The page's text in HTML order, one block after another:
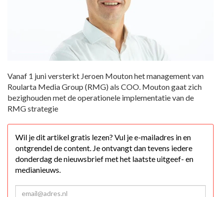
Vanaf 1 juni versterkt Jeroen Mouton het management van
Roularta Media Group (RMG) als COO. Mouton gaat zich
bezighouden met de operationele implementatie van de
RMG strategie
Wil je dit artikel gratis lezen? Vul je e-mailadres in en
ontgrendel de content. Je ontvangt dan tevens iedere
donderdag de nieuwsbrief met het laatste uitgeef- en
medianieuws.